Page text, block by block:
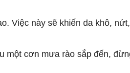
Việc này sẽ khiến da khô,
cơn mưa rào sắp đến,